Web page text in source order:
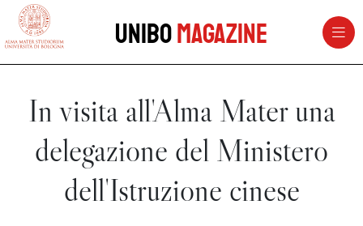
vai al contenuto della pagina
UniboMagazine
In visita all'Alma Mater una
delegazione del Ministero
dell'Istruzione cinese